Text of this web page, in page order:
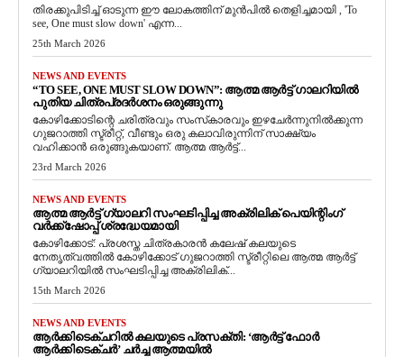
തിരക്കുപിടിച്ച് ഓടുന്ന ഈ ലോകത്തിന് മുൻപിൽ തെളിച്ചമായി , 'To
see, One must slow down' എന്ന...
25th March 2026
NEWS AND EVENTS
“TO SEE, ONE MUST SLOW DOWN”: ആത്മ ആർട്ട് ഗാലറിയിൽ
പുതിയ ചിത്രപ്രദർശനം ഒരുങ്ങുന്നു
കോഴിക്കോടിന്റെ ചരിത്രവും സംസ്‌കാരവും ഇഴചേർന്നുനിൽക്കുന്ന
ഗുജറാത്തി സ്ട്രീറ്റ്, വീണ്ടും ഒരു കലാവിരുന്നിന് സാക്ഷ്യം
വഹിക്കാൻ ഒരുങ്ങുകയാണ്. ആത്മ ആർട്ട്...
23rd March 2026
NEWS AND EVENTS
ആത്മ ആർട്ട് ഗ്യാലറി സംഘടിപ്പിച്ച അക്രിലിക് പെയിന്റിംഗ്
വർക്ക്‌ഷോപ്പ് ശ്രദ്ധേയമായി
കോഴിക്കോട്: പ്രശസ്ത ചിത്രകാരൻ കലേഷ് കലയുടെ
നേതൃത്വത്തിൽ കോഴിക്കോട് ഗുജറാത്തി സ്ട്രീറ്റിലെ ആത്മ ആർട്ട്
ഗ്യാലറിയിൽ സംഘടിപ്പിച്ച അക്രിലിക്...
15th March 2026
NEWS AND EVENTS
ആർക്കിടെക്ചറിൽ കലയുടെ പ്രസക്തി: ‘ആർട്ട് ഫോർ
ആർക്കിടെക്ചർ’ ചർച്ച ആത്മയിൽ